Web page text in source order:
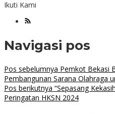
Ikuti Kami
Navigasi pos
Pos sebelumnya Pemkot Bekasi
Pembangunan Sarana Olahraga
Pos berikutnya “Sepasang
Peringatan HKSN 2024